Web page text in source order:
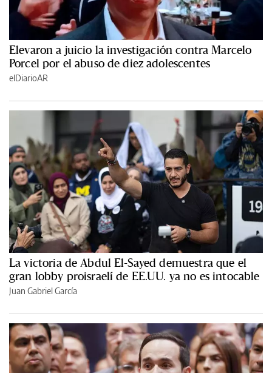
Elevaron a juicio la investigación contra Marcelo
Porcel por el abuso de diez adolescentes
elDiarioAR
La victoria de Abdul El-Sayed demuestra que el
gran lobby proisraelí de EE.UU. ya no es intocable
Juan Gabriel García